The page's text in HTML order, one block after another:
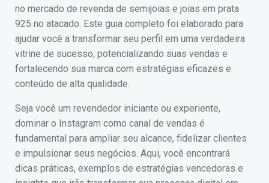
no mercado de revenda de semijoias e joias em prata
925 no atacado. Este guia completo foi elaborado para
ajudar você a transformar seu perfil em uma verdadeira
vitrine de sucesso, potencializando suas vendas e
fortalecendo sua marca com estratégias eficazes e
conteúdo de alta qualidade.
Seja você um revendedor iniciante ou experiente,
dominar o Instagram como canal de vendas é
fundamental para ampliar seu alcance, fidelizar clientes
e impulsionar seus negócios. Aqui, você encontrará
dicas práticas, exemplos de estratégias vencedoras e